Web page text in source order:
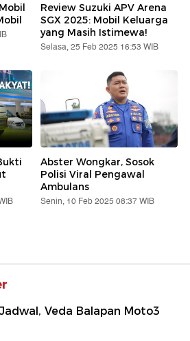
Review Suzuki APV Arena
SGX 2025: Mobil Keluarga
yang Masih Istimewa!
Selasa, 25 Feb 2025 16:53 WIB
Abster Wongkar, Sosok
Polisi Viral Pengawal
Ambulans
Senin, 10 Feb 2025 08:37 WIB
Veda Balapan Moto3